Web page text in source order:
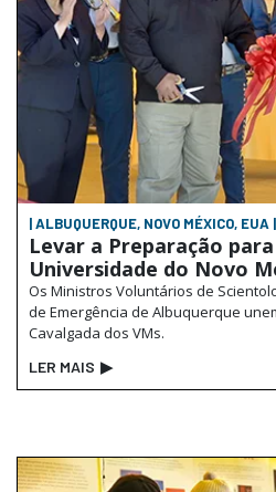
| ALBUQUERQUE, NOVO MÉXICO, EUA |
Levar a Preparação
Universidade do Novo
Os Ministros Voluntários de
de Emergência de Albuquerque
Cavalgada dos VMs.
LER MAIS ▶